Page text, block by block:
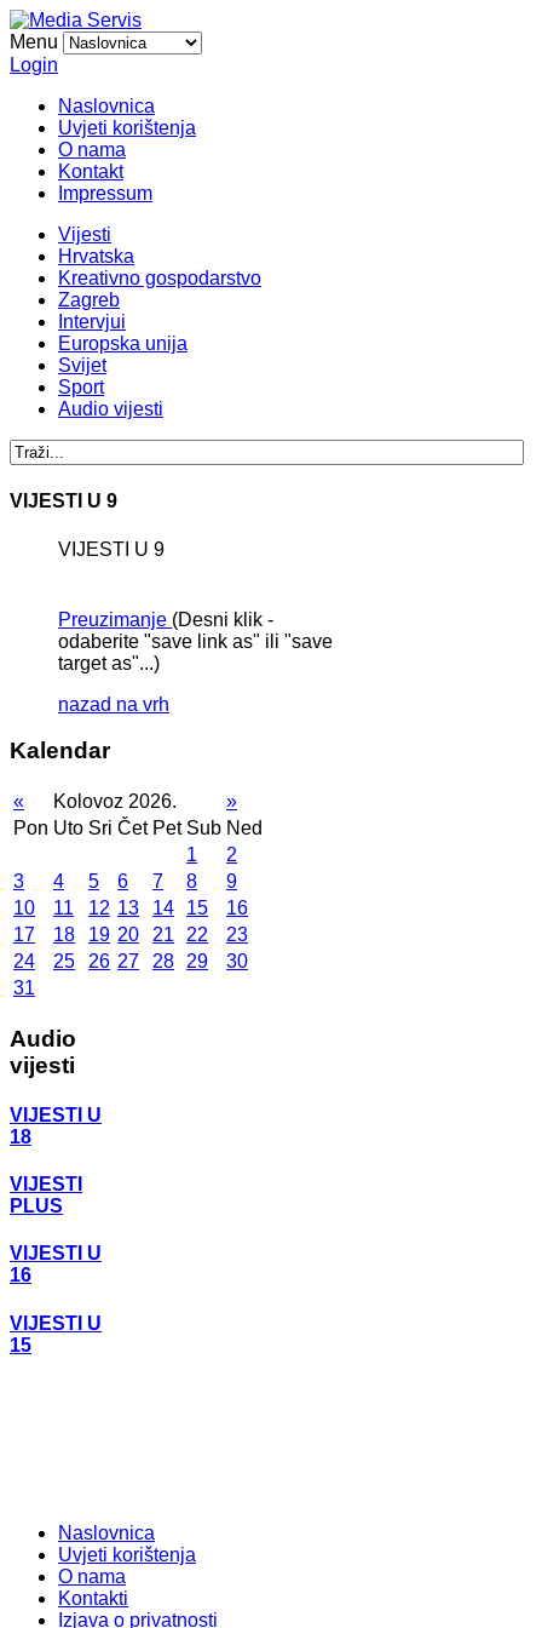
Menu
Login
Naslovnica
Uvjeti korištenja
O nama
Kontakt
Impressum
Vijesti
Hrvatska
Kreativno gospodarstvo
Zagreb
Intervjui
Europska unija
Svijet
Sport
Audio vijesti
VIJESTI U 9
VIJESTI U 9
Preuzimanje (Desni klik -
odaberite "save link as" ili "save
target as"...)
nazad na vrh
Kalendar
« Kolovoz 2026.
»
Pon Uto Sri Čet Pet Sub Ned
1
2
3
4 5 6 7 8
9
10
11 12 13 14 15
16
17
18 19 20 21 22
23
24
25 26 27 28 29
30
31
Audio
vijesti
VIJESTI U
18
VIJESTI
PLUS
VIJESTI U
16
VIJESTI U
15
Naslovnica
Uvjeti korištenja
O nama
Kontakti
Izjava o privatnosti